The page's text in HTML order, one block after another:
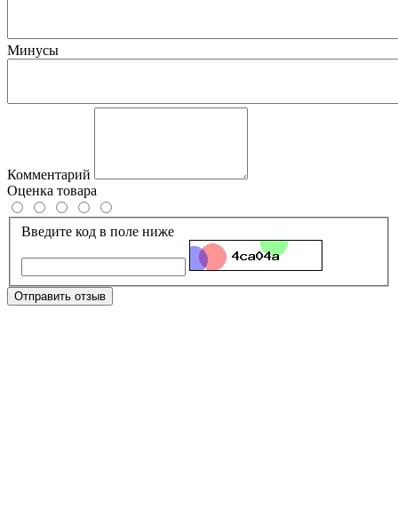
Минусы
Комментарий
Оценка товара
Введите код в поле ниже
Отправить отзыв